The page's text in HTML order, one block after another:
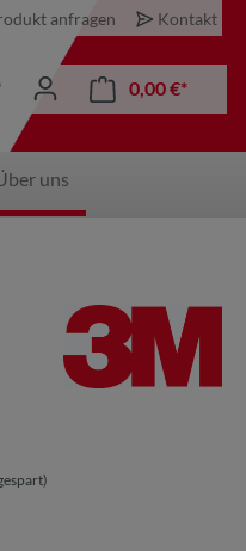
anfragen Kontakt
0,00 €*
uns